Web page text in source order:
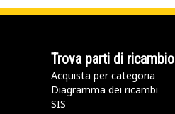
Trova parti di ricambio
Acquista per categoria
Diagramma dei ricambi
SIS